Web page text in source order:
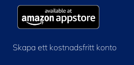
Skapa ett kostnadsfritt konto